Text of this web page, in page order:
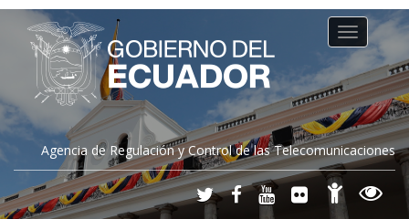
Agencia de Regulación y Control de las Telecomunicaciones
Toggle
navigation